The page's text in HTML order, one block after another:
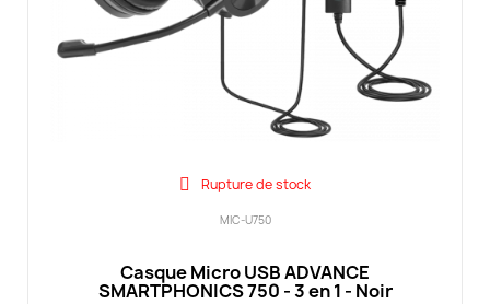
Rupture de stock
MIC-U750
Casque Micro USB ADVANCE
SMARTPHONICS 750 - 3 en 1 - Noir